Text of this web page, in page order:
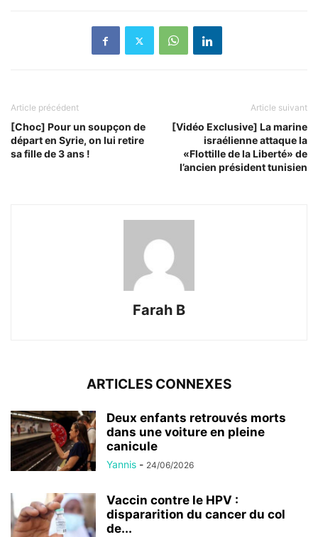
Article précédent
[Choc] Pour un soupçon de
départ en Syrie, on lui retire
sa fille de 3 ans !
Article suivant
[Vidéo Exclusive] La marine
israélienne attaque la
«Flottille de la Liberté» de
l’ancien président tunisien
Farah B
ARTICLES CONNEXES
Deux enfants retrouvés morts
dans une voiture en pleine
canicule
Yannis - 24/06/2026
Vaccin contre le HPV :
dispararition du cancer du col
de...